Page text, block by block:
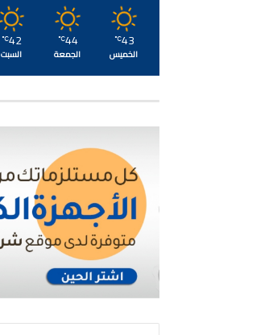
43
℃
الخميس
44
℃
الجمعة
42
℃
السبت